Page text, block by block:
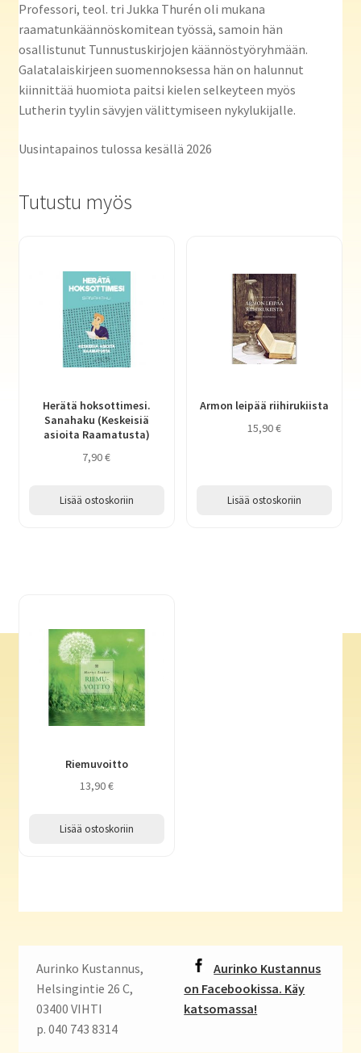
Professori, teol. tri Jukka Thurén oli mukana
raamatunkäännöskomitean työssä, samoin hän
osallistunut Tunnustuskirjojen käännöstyöryhmään.
Galatalaiskirjeen suomennoksessa hän on halunnut
kiinnittää huomiota paitsi kielen selkeyteen myös
Lutherin tyylin sävyjen välittymiseen nykylukijalle.
Uusintapainos tulossa kesällä 2026
Tutustu myös
Herätä hoksottimesi.
Sanahaku (Keskeisiä
asioita Raamatusta)
7,90€
Lisää ostoskoriin
Armon leipää riihirukiista
15,90€
Lisää ostoskoriin
Riemuvoitto
13,90€
Lisää ostoskoriin
Aurinko Kustannus,
Helsingintie 26 C,
03400 VIHTI
p. 040 743 8314
Aurinko Kustannus
on Facebookissa. Käy
katsomassa!